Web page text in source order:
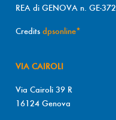
REA di GENOVA n. GE-
Credits dpsonline*
VIA CAIROLI
Via Cairoli 39 R
16124 Genova